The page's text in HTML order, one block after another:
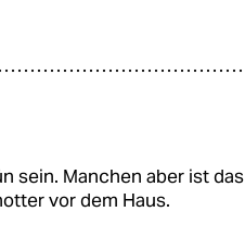
sein. Manchen aber ist das
vor dem Haus.